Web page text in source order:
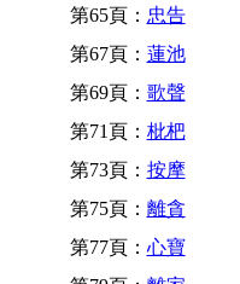
第65頁： 忠告
第67頁： 蓮池
第69頁： 歌聲
第71頁： 枇杷
第73頁： 按摩
第75頁： 離貪
第77頁： 心寶